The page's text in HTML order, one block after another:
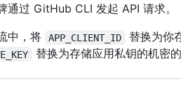
通过 GitHub CLI 发起 API 请求。
中，将
APP_CLIENT_ID 替换为你
替换为存储应用私钥的机密的